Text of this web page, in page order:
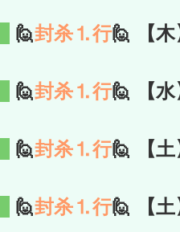
🙋封杀⒈行🙋 【
🙋封杀⒈行🙋 【
🙋封杀⒈行🙋 【
🙋封杀⒈行🙋 【